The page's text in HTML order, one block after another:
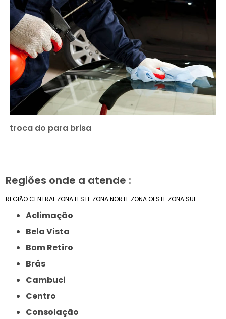
troca do para brisa
Regiões onde a atende :
REGIÃO CENTRAL ZONA LESTE ZONA NORTE ZONA OESTE ZONA SUL
Aclimação
Bela Vista
Bom Retiro
Brás
Cambuci
Centro
Consolação